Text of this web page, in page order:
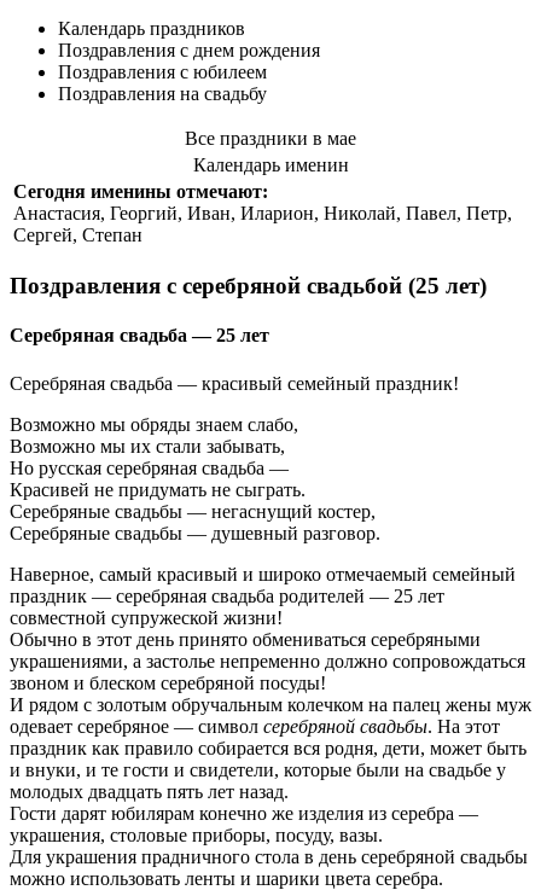
Календарь праздников
Поздравления с днем рождения
Поздравления с юбилеем
Поздравления на свадьбу
Все праздники в мае
Календарь именин
Сегодня именины отмечают:
Анастасия, Георгий, Иван, Иларион, Николай, Павел, Петр,
Сергей, Степан
Поздравления с серебряной свадьбой (25 лет)
Серебряная свадьба — 25 лет
Серебряная свадьба — красивый семейный праздник!
Возможно мы обряды знаем слабо,
Возможно мы их стали забывать,
Но русская серебряная свадьба —
Красивей не придумать не сыграть.
Серебряные свадьбы — негаснущий костер,
Серебряные свадьбы — душевный разговор.
Наверное, самый красивый и широко отмечаемый семейный
праздник — серебряная свадьба родителей — 25 лет
совместной супружеской жизни!
Обычно в этот день принято обмениваться серебряными
украшениями, а застолье непременно должно сопровождаться
звоном и блеском серебряной посуды!
И рядом с золотым обручальным колечком на палец жены муж
одевает серебряное — символ серебряной свадьбы. На этот
праздник как правило собирается вся родня, дети, может быть
и внуки, и те гости и свидетели, которые были на свадьбе у
молодых двадцать пять лет назад.
Гости дарят юбилярам конечно же изделия из серебра —
украшения, столовые приборы, посуду, вазы.
Для украшения прадничного стола в день серебряной свадьбы
можно использовать ленты и шарики цвета серебра.